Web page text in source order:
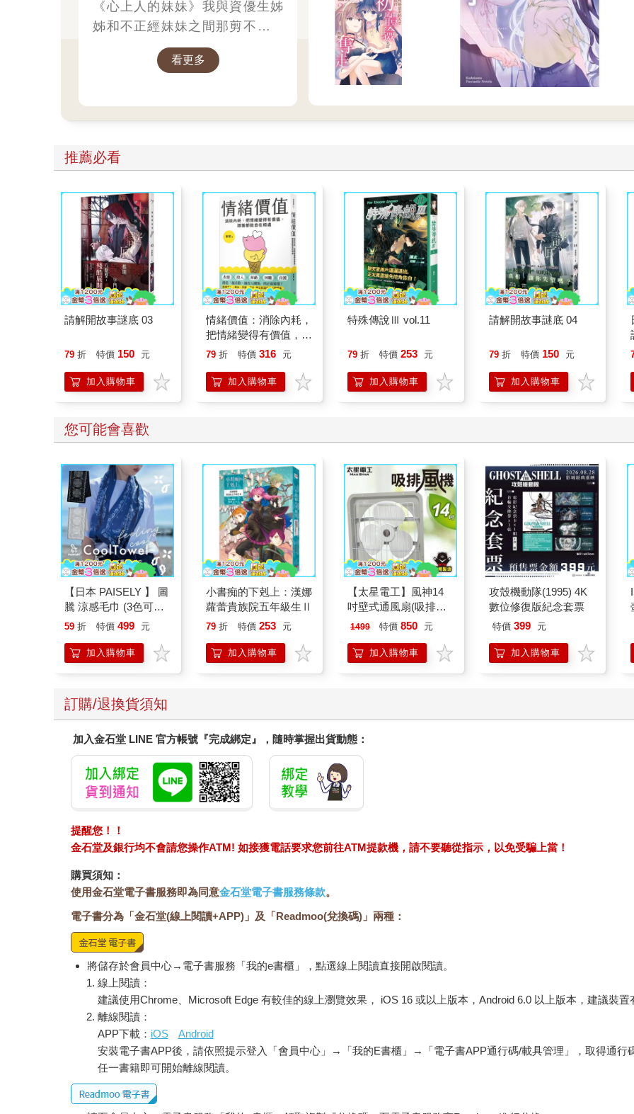
上人的妹妹
《心上人的妹妹》我與資優生姊
姊和不正經妹妹之間那剪不斷理
還亂的戀愛三角關係
看更多
推薦必看
請解開故事謎底 03
79 折 特價 150 元
加入購物車
情緒價值：消除內耗，
把情緒變得有價值，跟
誰都能自在相處
79 折 特價 316 元
加入購物車
特殊傳說Ⅲ vol.11
79 折 特價 253 元
加入購物車
請解開故事謎底 04
79 折 特價 150 元
加入購物車
您可能會喜歡
【日本 PAISELY 】 圖
騰 涼感毛巾 (3色可選)
涼感毛巾 涼感巾 冰涼
毛巾
59 折 特價 499 元
加入購物車
小書痴的下剋上：漢娜
蘿蕾貴族院五年級生Ⅱ
79 折 特價 253 元
加入購物車
【太星電工】風神14
吋壁式通風扇(吸排風
機)
1499 特價 850 元
加入購物車
攻殼機動隊(1995) 4K
數位修復版紀念套票
特價 399 元
加入購物車
訂購/退換貨須知
加入金石堂 LINE 官方帳號『完成綁定』，隨時掌握出貨動態：
提醒您！！
金石堂及銀行均不會請您操作ATM! 如接獲電話要求您前往ATM提款機，請不要聽從指示，以免受騙上當！
購買須知：
使用金石堂電子書服務即為同意金石堂電子書服務條款。
電子書分為「金石堂(線上閱讀+APP)」及「Readmoo(兌換碼)」兩種：
將儲存於會員中心→電子書服務「我的e書櫃」，點選線上閱讀直接開啟閱讀。
線上閱讀：
建議使用Chrome、Microsoft Edge 有較佳的線上瀏覽效果， iOS 16 或以上版本，Android 6.0 以上版本，建議裝
離線閱讀：
APP下載： iOS
Android
安裝電子書APP後，請依照提示登入「會員中心」→「我的E書櫃」→「電子書APP通行碼/載具管理」，取得通行
任一書籍即可開始離線閱讀。